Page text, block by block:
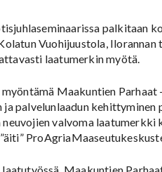
palkitaan
Vuohijuustola, Ilorannan
laatumerkin myötä.
Maakuntien
palvelunlaadun
valvoma laatumerkki